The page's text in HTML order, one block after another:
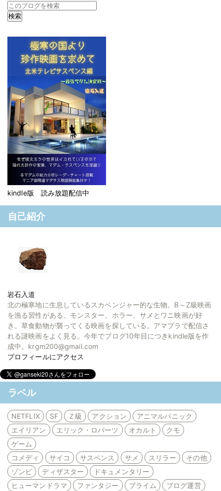
kindle版 読み放題配信中
自己紹介
岩石入道
北の極寒地に生息しているスカベンジャー的な生物。B～Z級映画
を漁る習性がある。モンスター、ホラー、サメとワニ映画が好
き。草食動物が襲ってくる映画を探している。アマプラで配信さ
れる謎映画をよく見る。今年でブログ10年目につきkindle版を作
成中。krgm200@gmail.com
プロフィールにアクセス
ラベル
NETFLIX SF Ｚ級 アクション
アニマルパニック
エイリアン
エリック・ロバーツ オカルト
クモ
ゲーム
コメディ
サイコ サスペンス サメ スリラー
その他
ゾンビ
ディザスター
ドキュメンタリー
ヒューマンドラマ
ファンタジー プライム ブログ運営